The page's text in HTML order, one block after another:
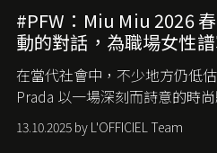
#PFW：Miu Miu 2026
動的對話，為職場女性
在當代社會中，不少地方仍低
Prada 以一場深刻而詩意的時
13.10.2025 by L'OFFICIEL Team